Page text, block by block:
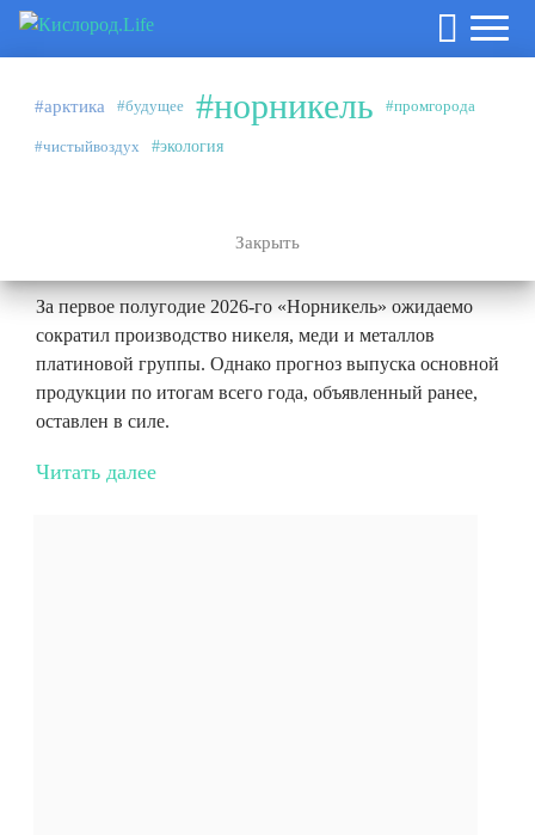
#арктика #будущее #норникель #промгорода
#чистыйвоздух #экология
Закрыть
Аналитика
27.07.2026
За первое полугодие 2026-го «Норникель» ожидаемо
сократил производство никеля, меди и металлов
платиновой группы. Однако прогноз выпуска основной
продукции по итогам всего года, объявленный ранее,
оставлен в силе.
Читать далее